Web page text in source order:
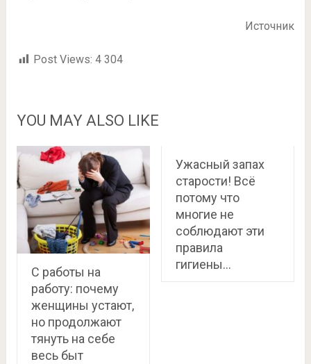
Источник
Post Views: 4 304
YOU MAY ALSO LIKE
С работы на
работу: почему
женщины устают,
но продолжают
тянуть на себе
весь быт
Ужасный запах
старости! Всё
потому что
многие не
соблюдают эти
правила
гигиены…